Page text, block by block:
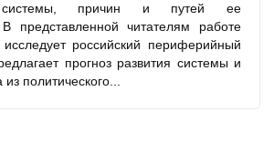
системы, причин и путей ее
представленной читателям работе
российский периферийный
прогноз развития системы и
политического...